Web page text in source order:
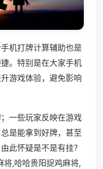
机打牌计算辅助也是
。特别是在大家手机
游戏体验，避免影响
一些玩家反映在游戏
是能拿到好牌，甚至
此怀疑是不是有挂？
,哈哈贵阳捉鸡麻将,